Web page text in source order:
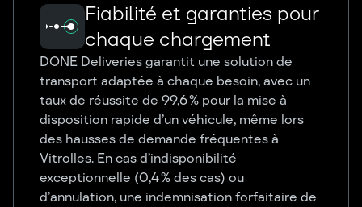
Fiabilité et garanties pour
chaque chargement
DONE Deliveries garantit une solution de
transport adaptée à chaque besoin, avec un
taux de réussite de 99,6 % pour la mise à
disposition rapide d’un véhicule, même lors
des hausses de demande fréquentes à
Vitrolles. En cas d’indisponibilité
exceptionnelle (0,4 % des cas) ou
d’annulation, une indemnisation forfaitaire de